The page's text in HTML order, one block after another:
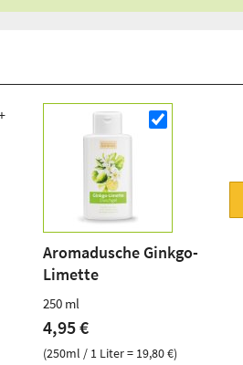
Aromadusche Ginkgo-
Limette
250 ml
4,95 €
(250ml / 1 Liter = 19,80 €)